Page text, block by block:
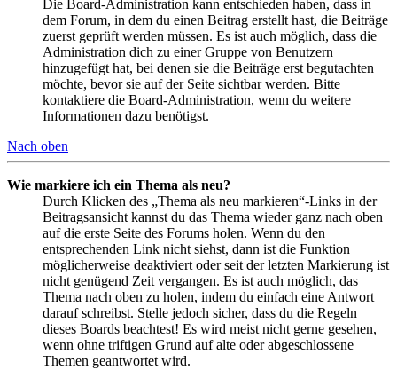
Die Board-Administration kann entschieden haben, dass in
dem Forum, in dem du einen Beitrag erstellt hast, die Beiträge
zuerst geprüft werden müssen. Es ist auch möglich, dass die
Administration dich zu einer Gruppe von Benutzern
hinzugefügt hat, bei denen sie die Beiträge erst begutachten
möchte, bevor sie auf der Seite sichtbar werden. Bitte
kontaktiere die Board-Administration, wenn du weitere
Informationen dazu benötigst.
Nach oben
Wie markiere ich ein Thema als neu?
Durch Klicken des „Thema als neu markieren“-Links in der
Beitragsansicht kannst du das Thema wieder ganz nach oben
auf die erste Seite des Forums holen. Wenn du den
entsprechenden Link nicht siehst, dann ist die Funktion
möglicherweise deaktiviert oder seit der letzten Markierung ist
nicht genügend Zeit vergangen. Es ist auch möglich, das
Thema nach oben zu holen, indem du einfach eine Antwort
darauf schreibst. Stelle jedoch sicher, dass du die Regeln
dieses Boards beachtest! Es wird meist nicht gerne gesehen,
wenn ohne triftigen Grund auf alte oder abgeschlossene
Themen geantwortet wird.